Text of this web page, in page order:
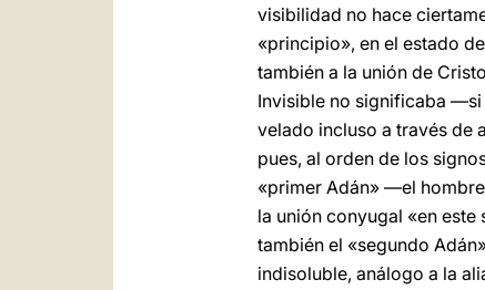
visibilidad no hace
«principio», en el estado
también a la unión de
Invisible no significaba
velado incluso a través de
pues, al orden de los
«primer Adán» —el
la unión conyugal «en
también el «segundo
indisoluble, análogo a la